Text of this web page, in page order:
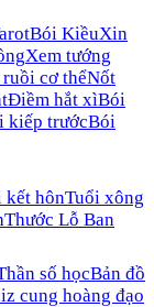
Bói KiềuXin
Xem tướng
cơ thểNốt
Điềm hắt xìBói
kiếp trướcBói
kết hônTuổi xông
Thước Lỗ Ban
số họcBản đồ
cung hoàng đạo